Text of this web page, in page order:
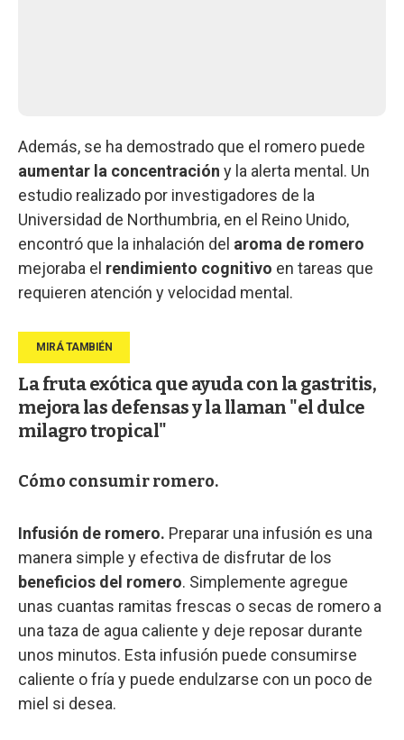
Además, se ha demostrado que el romero puede
aumentar la concentración y la alerta mental. Un
estudio realizado por investigadores de la
Universidad de Northumbria, en el Reino Unido,
encontró que la inhalación del aroma de romero
mejoraba el rendimiento cognitivo en tareas que
requieren atención y velocidad mental.
La fruta exótica que ayuda con la gastritis,
mejora las defensas y la llaman "el dulce
milagro tropical"
Cómo consumir romero.
Infusión de romero. Preparar una infusión es una
manera simple y efectiva de disfrutar de los
beneficios del romero. Simplemente agregue
unas cuantas ramitas frescas o secas de romero a
una taza de agua caliente y deje reposar durante
unos minutos. Esta infusión puede consumirse
caliente o fría y puede endulzarse con un poco de
miel si desea.